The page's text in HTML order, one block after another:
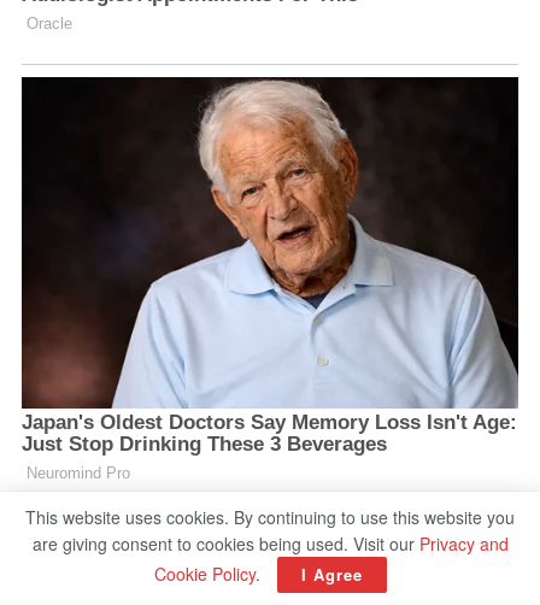
This website uses cookies. By continuing to use this website you
are giving consent to cookies being used. Visit our Privacy and
Cookie Policy. I Agree